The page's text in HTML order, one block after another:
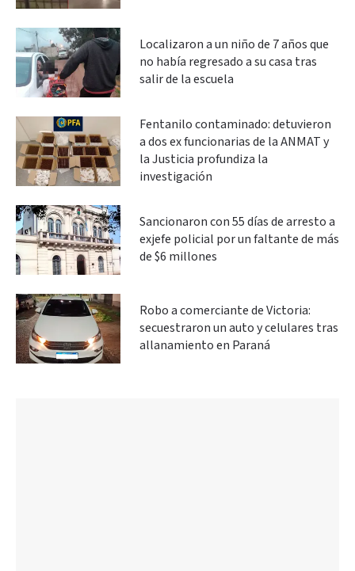
Localizaron a un niño de 7 años que
no había regresado a su casa tras
salir de la escuela
Fentanilo contaminado: detuvieron
a dos ex funcionarias de la ANMAT y
la Justicia profundiza la
investigación
Sancionaron con 55 días de arresto a
exjefe policial por un faltante de más
de $6 millones
Robo a comerciante de Victoria:
secuestraron un auto y celulares tras
allanamiento en Paraná